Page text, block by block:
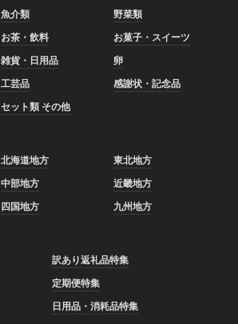
魚介類
野菜類
お茶・飲料
お菓子・スイーツ
雑貨・日用品
卵
工芸品
感謝状・記念品
セット類 その他
北海道地方
東北地方
中部地方
近畿地方
四国地方 九州地方
訳あり返礼品特集
定期便特集
日用品・消耗品特集